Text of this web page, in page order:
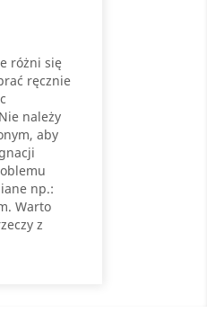
różni się
ręcznie
należy
aby
np.:
Warto
z